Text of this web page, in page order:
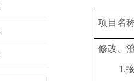
项目名
修改、
1.